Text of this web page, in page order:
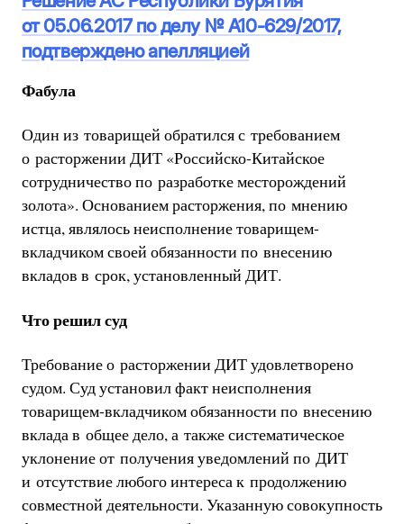
от 05.06.2017 по делу № А10-629/2017,
подтверждено апелляцией
Фабула
Один из товарищей обратился с требованием
о расторжении ДИТ «Российско-Китайское
сотрудничество по разработке месторождений
золота». Основанием расторжения, по мнению
истца, являлось неисполнение товарищем-
вкладчиком своей обязанности по внесению
вкладов в срок, установленный ДИТ.
Что решил суд
Требование о расторжении ДИТ удовлетворено
судом. Суд установил факт неисполнения
товарищем-вкладчиком обязанности по внесению
вклада в общее дело, а также систематическое
уклонение от получения уведомлений по ДИТ
и отсутствие любого интереса к продолжению
совместной деятельности. Указанную совокупность